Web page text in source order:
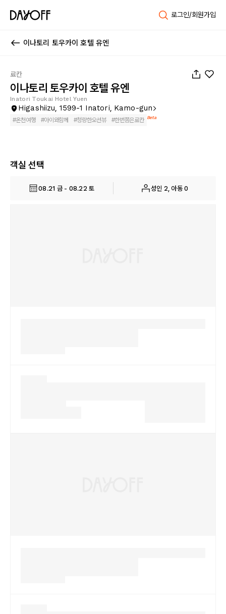
로그인/회원가입
이나토리 토우카이 호텔 유엔
료칸
이나토리 토우카이 호텔 유엔
Inatori Toukai Hotel Yuen
Higashiizu, 1599-1 Inatori, Kamo-gun
#온천여행 #아이와함께 #청량한오션뷰 #한번쯤은료칸 Beta
객실 선택
08.21 금 - 08.22 토 성인 2, 아동 0